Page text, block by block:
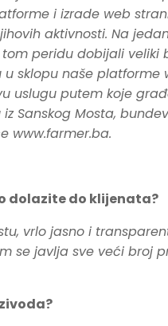
i izrade web
aktivnosti. Na
peridu dobijali veliki
sklopu naše platforme
uslugu putem koje
Mosta,
www.farmer.ba.
dolazite do klijenata?
vrlo jasno i
se javlja sve veći broj